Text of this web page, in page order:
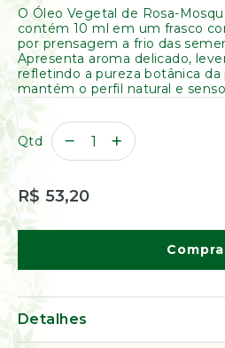
Perfumados
Incensos
Incensários
Difusores
Aromáticos
Difusores
Elétricos
Livros
Ofertas
O Óleo Vegetal de Rosa-
contém 10 ml em um frasco
por prensagem a frio das
Apresenta aroma delicado,
refletindo a pureza botânica da
mantém o perfil natural e
Qtd
R$ 53,20
Detalhes